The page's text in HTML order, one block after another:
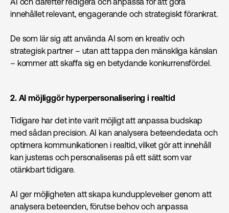
innehållet relevant, engagerande och strategiskt förankrat.
De som lär sig att använda AI som en kreativ och
strategisk partner – utan att tappa den mänskliga känslan
– kommer att skaffa sig en betydande konkurrensfördel.
2. AI möjliggör hyperpersonalisering i realtid
Tidigare har det inte varit möjligt att anpassa budskap
med sådan precision. AI kan analysera beteendedata och
optimera kommunikationen i realtid, vilket gör att innehåll
kan justeras och personaliseras på ett sätt som var
otänkbart tidigare.
AI ger möjligheten att skapa kundupplevelser genom att
analysera beteenden, förutse behov och anpassa